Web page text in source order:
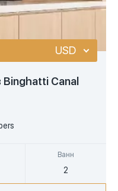
Canal
Ванн
2
USD